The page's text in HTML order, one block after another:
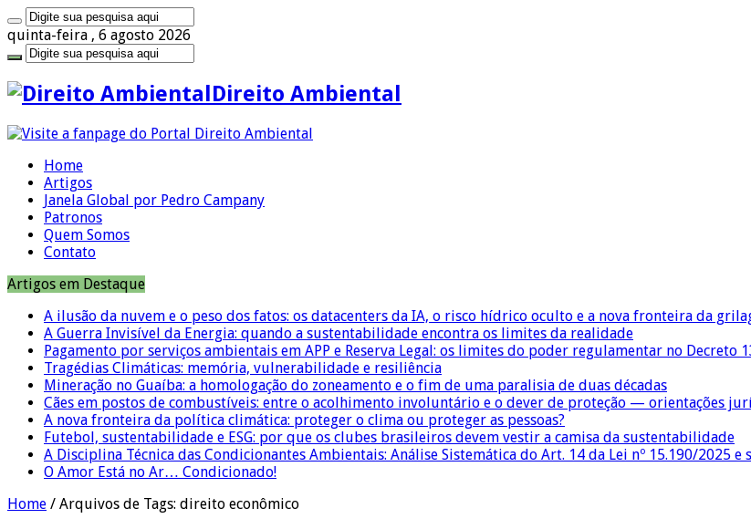
quinta-feira , 6 agosto 2026
Direito Ambiental
Home
Artigos
Janela Global por Pedro Campany
Patronos
Quem Somos
Contato
Artigos em Destaque
A ilusão da nuvem e o peso dos fatos: os datacenters da IA, o risco hídrico oculto e a nova fronteira da
A Guerra Invisível da Energia: quando a sustentabilidade encontra os limites da realidade
Pagamento por serviços ambientais em APP e Reserva Legal: os limites do poder regulamentar no Decreto
Tragédias Climáticas: memória, vulnerabilidade e resiliência
Mineração no Guaíba: a homologação do zoneamento e o fim de uma paralisia de duas décadas
Cães em postos de combustíveis: entre o acolhimento involuntário e o dever de proteção — orientações
A nova fronteira da política climática: proteger o clima ou proteger as pessoas?
Futebol, sustentabilidade e ESG: por que os clubes brasileiros devem vestir a camisa da sustentabilidade
A Disciplina Técnica das Condicionantes Ambientais: Análise Sistemática do Art. 14 da Lei nº 15.190/2025 e
O Amor Está no Ar… Condicionado!
Home / Arquivos de Tags: direito econômico